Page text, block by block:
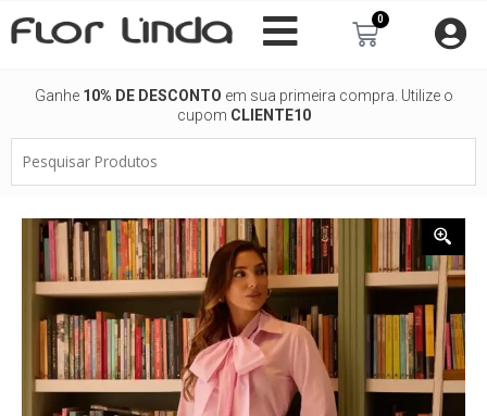
para
0
Carrinho
Ganhe 10% DE DESCONTO em sua primeira compra. Utilize o
cupom CLIENTE10
Produtos